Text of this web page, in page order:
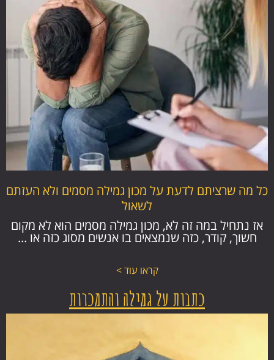
כל מה שרציתם לדעת על מכון גמילה מסמים ולא העזתם
לשאול
אז נתחיל במה זה לא, מכון גמילה מסמים הוא לא מקום
חשוך, קודר, כזה שנמצאים בו אנשים מסוג כזה או ...
קראו עוד >
כתבות על גמילה והתמכרות